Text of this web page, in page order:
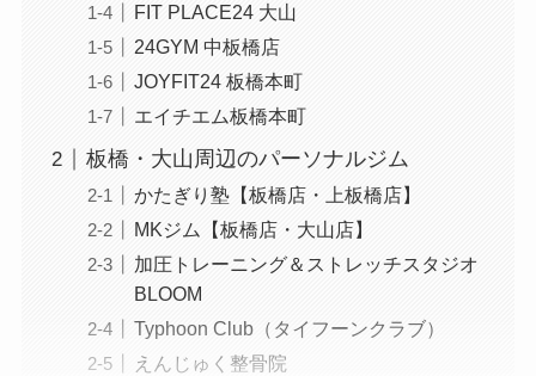
FIT PLACE24 大山
24GYM 中板橋店
JOYFIT24 板橋本町
エイチエム板橋本町
板橋・大山周辺のパーソナルジム
かたぎり塾【板橋店・上板橋店】
MKジム【板橋店・大山店】
加圧トレーニング＆ストレッチスタジオ
BLOOM
Typhoon Club（タイフーンクラブ）
えんじゅく整骨院